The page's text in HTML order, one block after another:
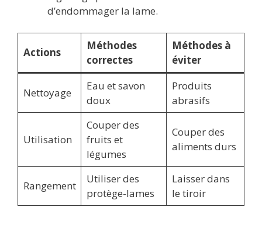
d’endommager la lame.
Actions
Méthodes
correctes
Méthodes à
éviter
Nettoyage
Eau et savon
doux
Produits
abrasifs
Utilisation
Couper des
fruits et
légumes
Couper des
aliments durs
Rangement
Utiliser des
protège-lames
Laisser dans
le tiroir